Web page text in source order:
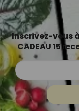
Inscrivez-vous
CADEAU 15